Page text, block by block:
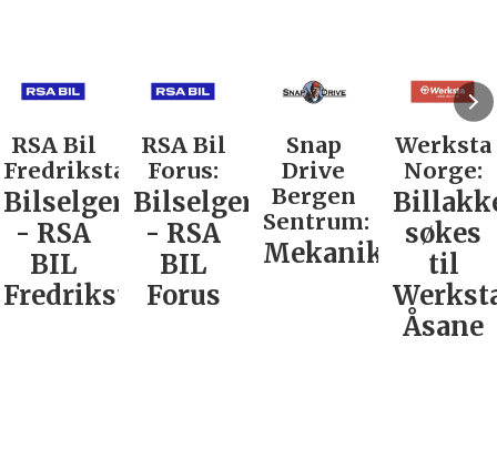
RSA Bil
Forus:
Bilselger
- RSA
BIL
Forus
Snap
Drive
Bergen
Sentrum:
Mekaniker
Werksta
Norge:
Billakkerer
søkes
til
Rodin &
Co AS: